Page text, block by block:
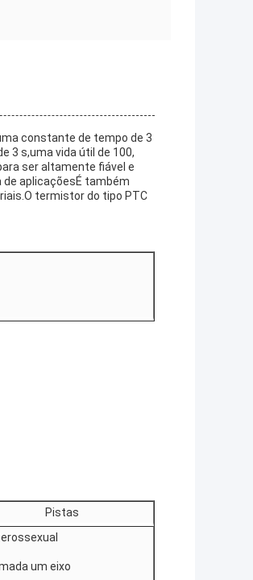
constante de tempo de 3
3 s,uma vida útil de 100,
ser altamente fiável e
aplicaçõesÉ também
termistor do tipo PTC
Pistas
um eixo